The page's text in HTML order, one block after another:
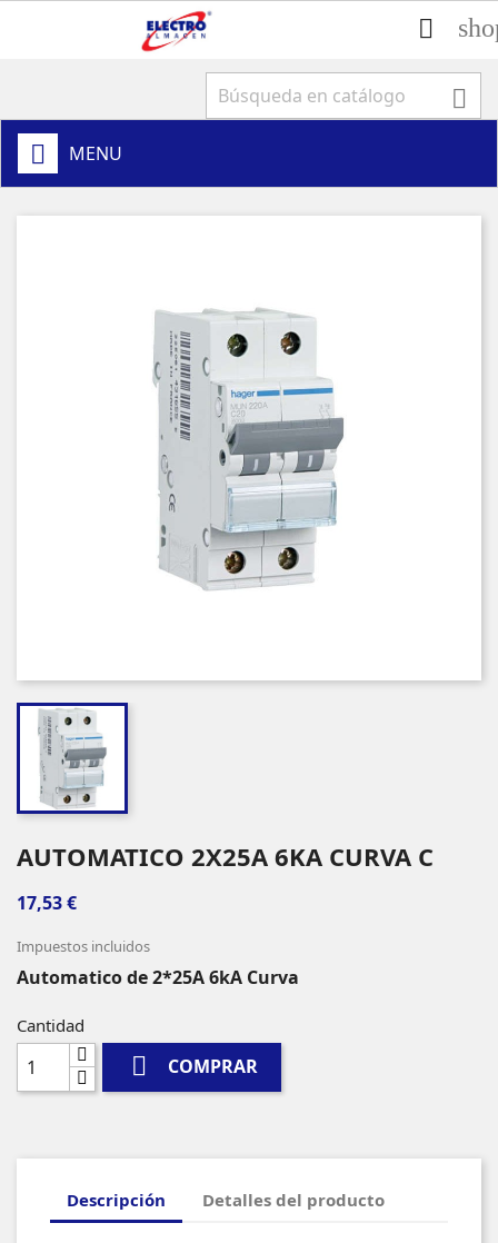


MENU
AUTOMATICO 2X25A 6KA CURVA C
17,53 €
Impuestos incluidos
Automatico de 2*25A 6kA Curva
Cantidad
 COMPRAR
Descripción Detalles del producto